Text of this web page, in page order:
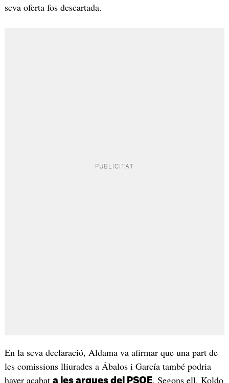
seva oferta fos descartada.
En la seva declaració, Aldama va afirmar que una part de
les comissions lliurades a Ábalos i García també podria
haver acabat a les arques del PSOE. Segons ell, Koldo